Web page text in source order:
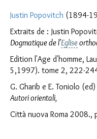
Justin Popovitch (1894-
Extraits de : Justin
Dogmatique de l'Eglise
Edition l'Age d'homme,
5,1997). tome 2, 222-
G. Gharib e E. Toniolo (ed)
Autori orientali,
Città nuova Roma 2008.,